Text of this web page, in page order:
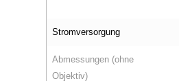
Stromversorgung
Abmessungen (ohne
Objektiv)